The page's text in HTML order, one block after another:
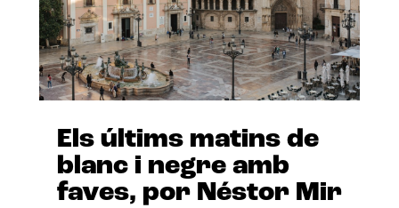
Els últims matins de
blanc i negre amb
faves, por Néstor Mir